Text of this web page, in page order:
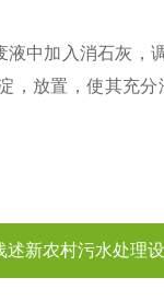
中加入消石灰，
，放置，使其充
述新农村污水处理